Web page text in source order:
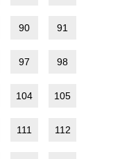
90 91
97 98
104 105
111 112